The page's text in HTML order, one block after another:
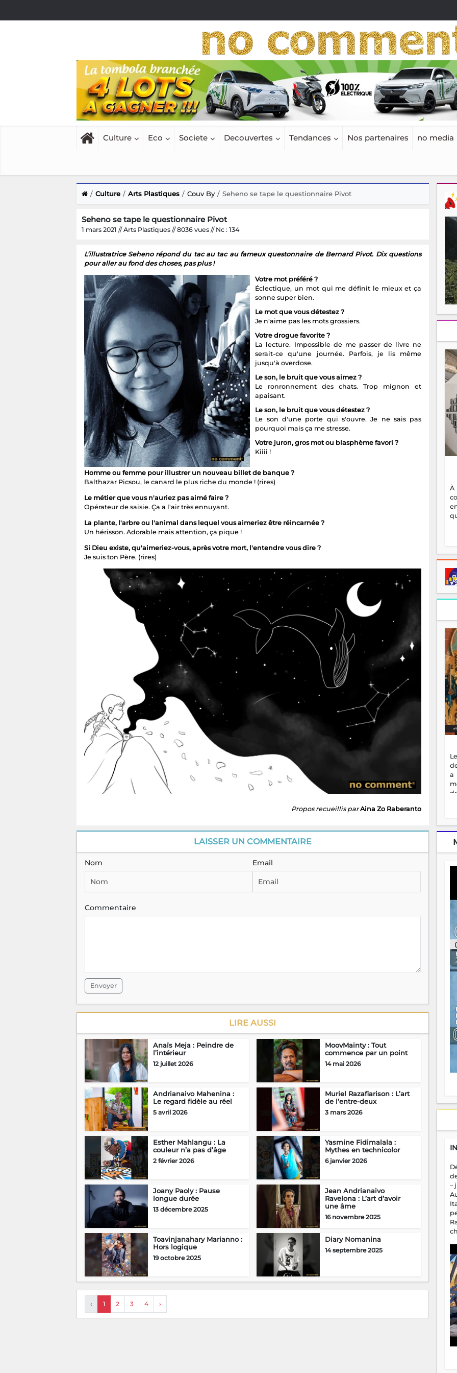
Culture Eco Societe Decouvertes Tendances Nos partenaires no media
Culture Arts Plastiques Couv By Seheno se tape le questionnaire Pivot
Seheno se tape le questionnaire Pivot
1 mars 2021 // Arts Plastiques // 8036 vues // Nc : 134
L’illustratrice Seheno répond du tac au tac au fameux questonnaire de Bernard Pivot. Dix questions
pour aller au fond des choses, pas plus !
Votre mot préféré ?
Éclectique, un mot qui me définit le mieux et ça
sonne super bien.
Le mot que vous détestez ?
Je n'aime pas les mots grossiers.
Votre drogue favorite ?
La lecture. Impossible de me passer de livre ne
serait-ce qu'une journée. Parfois, je lis même
jusqu'à overdose.
Le son, le bruit que vous aimez ?
Le ronronnement des chats. Trop mignon et
apaisant.
Le son, le bruit que vous détestez ?
Le son d'une porte qui s'ouvre. Je ne sais pas
pourquoi mais ça me stresse.
Votre juron, gros mot ou blasphème favori ?
Kiiii !
Homme ou femme pour illustrer un nouveau billet de banque ?
Balthazar Picsou, le canard le plus riche du monde ! (rires)
Le métier que vous n'auriez pas aimé faire ?
Opérateur de saisie. Ça a l'air très ennuyant.
La plante, l'arbre ou l'animal dans lequel vous aimeriez être réincarnée ?
Un hérisson. Adorable mais attention, ça pique !
Si Dieu existe, qu'aimeriez-vous, après votre mort, l'entendre vous dire ?
Je suis ton Père. (rires)
Propos recueillis par Aina Zo Raberanto
LAISSER UN COMMENTAIRE
Nom Email
Commentaire
Envoyer
LIRE AUSSI
Anaïs Meja : Peindre de
l’intérieur
12 juillet 2026
MoovMainty : Tout
commence par un point
14 mai 2026
Andrianaivo Mahenina :
Le regard fidèle au réel
5 avril 2026
Muriel Razafiarison : L’art
de l’entre-deux
3 mars 2026
Esther Mahlangu : La
couleur n’a pas d’âge
2 février 2026
Yasmine Fidimalala :
Mythes en technicolor
6 janvier 2026
Joany Paoly : Pause
longue durée
13 décembre 2025
Jean Andrianaivo
Ravelona : L’art d’avoir
une âme
16 novembre 2025
Toavinjanahary Marianno :
Hors logique
19 octobre 2025
Diary Nomanina
14 septembre 2025
‹ 1 2 3 4 ›
a
–